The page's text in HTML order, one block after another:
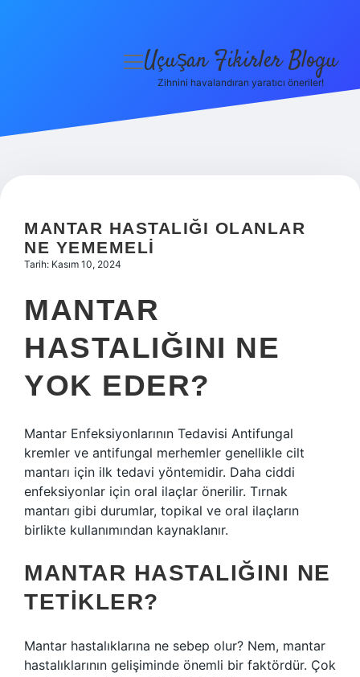
Hakkımızda
menüyü
Uçuşan Fikirler Blogu
Zihnini havalandıran yaratıcı öneriler!
MANTAR HASTALIĞI OLANLAR
NE YEMEMELI
Tarih: Kasım 10, 2024
MANTAR
HASTALIĞINI NE
YOK EDER?
Mantar Enfeksiyonlarının Tedavisi Antifungal
kremler ve antifungal merhemler genellikle cilt
mantarı için ilk tedavi yöntemidir. Daha ciddi
enfeksiyonlar için oral ilaçlar önerilir. Tırnak
mantarı gibi durumlar, topikal ve oral ilaçların
birlikte kullanımından kaynaklanır.
MANTAR HASTALIĞINI NE
TETIKLER?
Mantar hastalıklarına ne sebep olur? Nem, mantar
hastalıklarının gelişiminde önemli bir faktördür. Çok